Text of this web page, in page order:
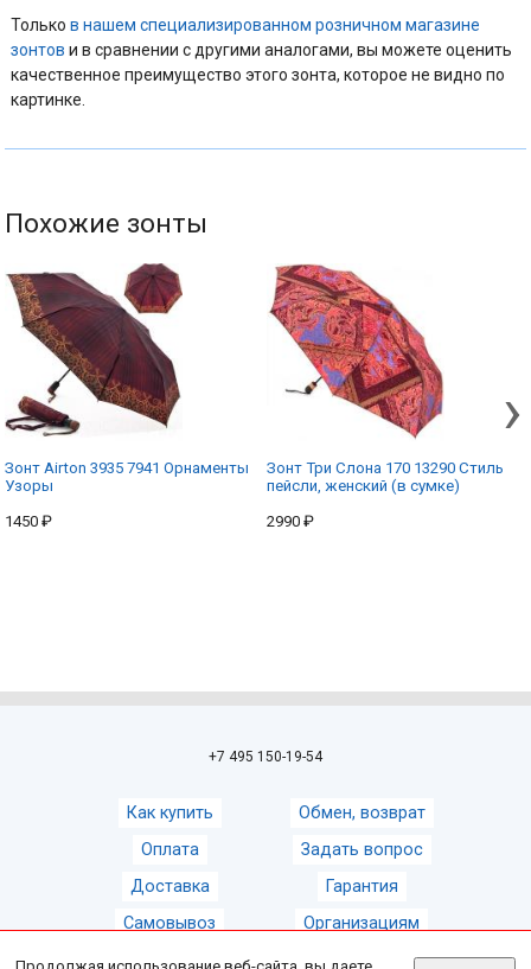
Тольков нашем специализированном розничном магазине
зонтов и в сравнении с другими аналогами, вы можете оценить
качественное преимущество этого зонта, которое не видно по
картинке.
Похожие зонты
Зонт Airton 3935 7941 Орнаменты
Узоры
1450 ₽
Зонт Три Слона 170 13290 Стиль
пейсли, женский (в сумке)
2990 ₽
›
+7 495 150-19-54
Как купить
Оплата
Доставка
Самовывоз
Обмен, возврат
Задать вопрос
Гарантия
Организациям